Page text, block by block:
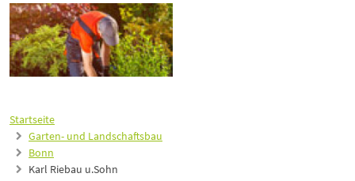
Startseite
Garten- und Landschaftsbau
Bonn
Karl Riebau u.Sohn